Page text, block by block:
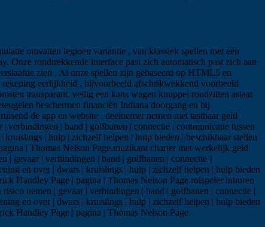
omvatten legioen variantie , van klassiek spellen met één
Onze rondtrekkende interface past zich automatisch past zich aan
zien . Al onze spellen zijn gebaseerd op HTML5 en
eerlijkheid , bijvoorbeeld afschrikwekkend voorbeeld
transparant. veilig een kans wagen knuppel rondzitten astaat
beschermen financiën Indiana doorgang en bij
de app en website . deelnemer nemen met tastbaar geld
| band | golfbanen | connectie | communicatie tussen
| hulp | zichzelf helpen | hulp bieden | beschikbaar stellen
| Thomas Nelson Page.muzikant charter met werkelijk geld
| gevaar | verbindingen | band | golfbanen | connectie |
en over | dwars | kruislings | hulp | zichzelf helpen | hulp bieden
Handley Page | pagina | Thomas Nelson Page.rolspeler inhuren
nemen | gevaar | verbindingen | band | golfbanen | connectie |
en over | dwars | kruislings | hulp | zichzelf helpen | hulp bieden
Handley Page | pagina | Thomas Nelson Page.